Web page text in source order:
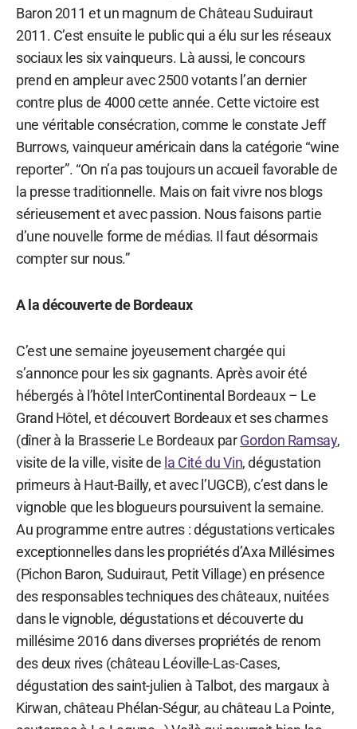
Baron 2011 et un magnum de Château Suduiraut
2011. C’est ensuite le public qui a élu sur les réseaux
sociaux les six vainqueurs. Là aussi, le concours
prend en ampleur avec 2500 votants l’an dernier
contre plus de 4000 cette année. Cette victoire est
une véritable consécration, comme le constate Jeff
Burrows, vainqueur américain dans la catégorie “wine
reporter”. “On n’a pas toujours un accueil favorable de
la presse traditionnelle. Mais on fait vivre nos blogs
sérieusement et avec passion. Nous faisons partie
d’une nouvelle forme de médias. Il faut désormais
compter sur nous.”
A la découverte de Bordeaux
C’est une semaine joyeusement chargée qui
s’annonce pour les six gagnants. Après avoir été
hébergés à l’hôtel InterContinental Bordeaux – Le
Grand Hôtel, et découvert Bordeaux et ses charmes
(dîner à la Brasserie Le Bordeaux parGordon Ramsay,
visite de la ville, visite de la Cité du Vin, dégustation
primeurs à Haut-Bailly, et avec l’UGCB), c’est dans le
vignoble que les blogueurs poursuivent la semaine.
Au programme entre autres : dégustations verticales
exceptionnelles dans les propriétés d’Axa Millésimes
(Pichon Baron, Suduiraut, Petit Village) en présence
des responsables techniques des châteaux, nuitées
dans le vignoble, dégustations et découverte du
millésime 2016 dans diverses propriétés de renom
des deux rives (château Léoville-Las-Cases,
dégustation des saint-julien à Talbot, des margaux à
Kirwan, château Phélan-Ségur, au château La Pointe,